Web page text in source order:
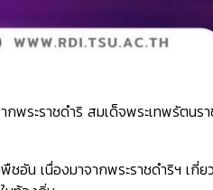
ระราชดำริ สมเด็จพระเทพรัตนร
อัน เนื่องมาจากพระราชดําริฯ เกี่